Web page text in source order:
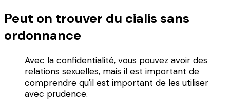
Peut on trouver du cialis sans
ordonnance
Avec la confidentialité, vous pouvez avoir des
relations sexuelles, mais il est important de
comprendre qu'il est important de les utiliser
avec prudence.